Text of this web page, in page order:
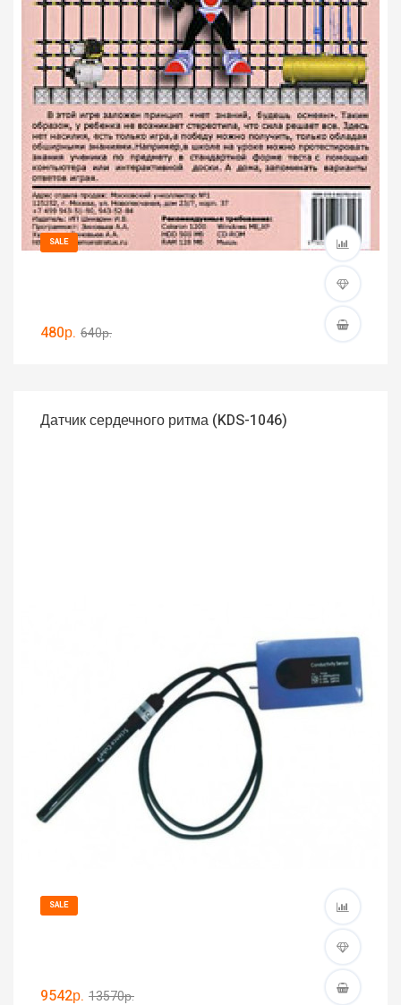
SALE
480р. 640р.
Датчик сердечного ритма (KDS-1046)
SALE
9542р. 13570р.